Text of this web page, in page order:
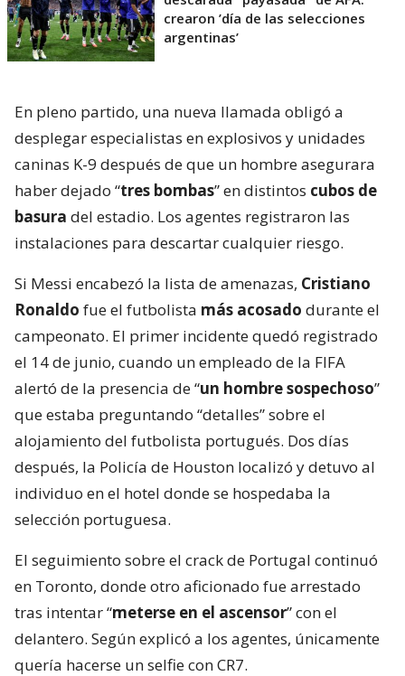
crearon ’día de las selecciones
argentinas’
En pleno partido, una nueva llamada obligó a
desplegar especialistas en explosivos y unidades
caninas K-9 después de que un hombre asegurara
haber dejado “tres bombas” en distintos cubos de
basura del estadio. Los agentes registraron las
instalaciones para descartar cualquier riesgo.
Si Messi encabezó la lista de amenazas, Cristiano
Ronaldo fue el futbolista más acosado durante el
campeonato. El primer incidente quedó registrado
el 14 de junio, cuando un empleado de la FIFA
alertó de la presencia de “un hombre sospechoso”
que estaba preguntando “detalles” sobre el
alojamiento del futbolista portugués. Dos días
después, la Policía de Houston localizó y detuvo al
individuo en el hotel donde se hospedaba la
selección portuguesa.
El seguimiento sobre el crack de Portugal continuó
en Toronto, donde otro aficionado fue arrestado
tras intentar “meterse en el ascensor” con el
delantero. Según explicó a los agentes, únicamente
quería hacerse un selfie con CR7.